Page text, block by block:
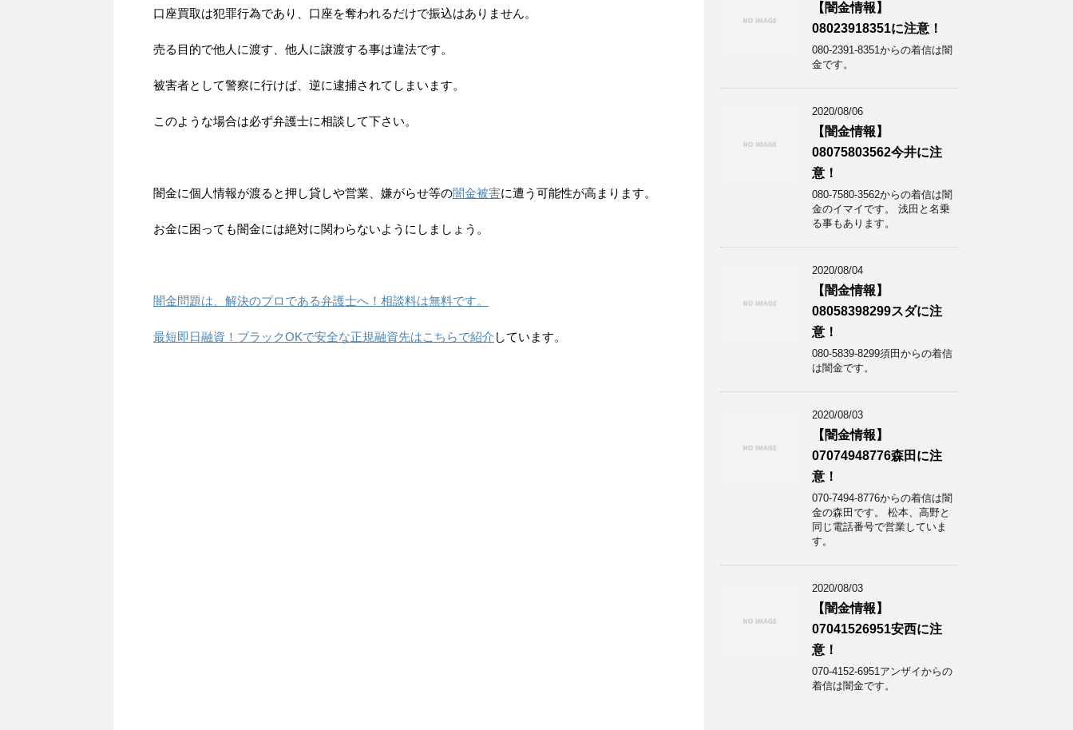
口座買取は犯罪行為であり、口座を奪われるだけで振込はありません。
売る目的で他人に渡す、他人に譲渡する事は違法です。
被害者として警察に行けば、逆に逮捕されてしまいます。
このような場合は必ず弁護士に相談して下さい。
闇金に個人情報が渡ると押し貸しや営業、嫌がらせ等の闇金被害に遭う可能性が高まります。
お金に困っても闇金には絶対に関わらないようにしましょう。
闇金問題は、解決のプロである弁護士へ！相談料は無料です。
最短即日融資！ブラックOKで安全な正規融資先はこちらで紹介 しています。
【闇金情報】
08023918351に注意！
080-2391-8351からの着信は闇
金です。
2020/08/06
【闇金情報】
08075803562今井に注
意！
080-7580-3562からの着信は闇
金のイマイです。 浅田と名乗
る事もあります。
2020/08/04
【闇金情報】
08058398299スダに注
意！
080-5839-8299須田からの着信
は闇金です。
2020/08/03
【闇金情報】
07074948776森田に注
意！
070-7494-8776からの着信は闇
金の森田です。 松本、高野と
同じ電話番号で営業していま
す。
2020/08/03
【闇金情報】
07041526951安西に注
意！
070-4152-6951アンザイからの
着信は闇金です。